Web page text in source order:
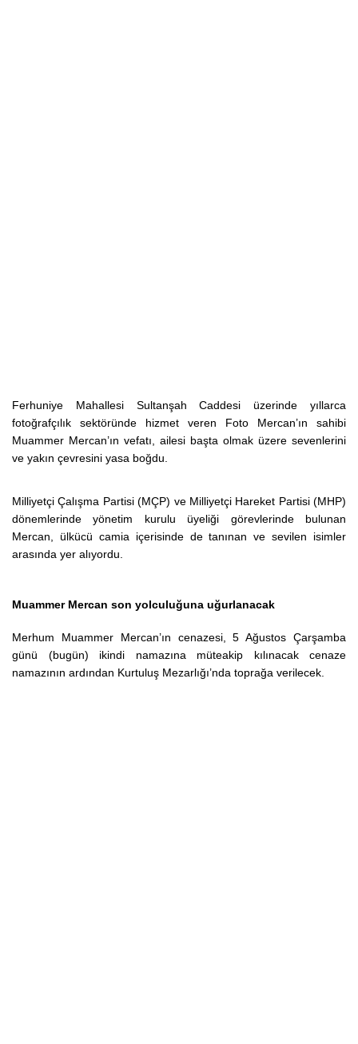
Ferhuniye Mahallesi Sultanşah Caddesi üzerinde yıllarca
fotoğrafçılık sektöründe hizmet veren Foto Mercan’ın sahibi
Muammer Mercan’ın vefatı, ailesi başta olmak üzere sevenlerini
ve yakın çevresini yasa boğdu.
Milliyetçi Çalışma Partisi (MÇP) ve Milliyetçi Hareket Partisi (MHP)
dönemlerinde yönetim kurulu üyeliği görevlerinde bulunan
Mercan, ülkücü camia içerisinde de tanınan ve sevilen isimler
arasında yer alıyordu.
Muammer Mercan son yolculuğuna uğurlanacak
Merhum Muammer Mercan’ın cenazesi, 5 Ağustos Çarşamba
günü (bugün) ikindi namazına müteakip kılınacak cenaze
namazının ardından Kurtuluş Mezarlığı’nda toprağa verilecek.